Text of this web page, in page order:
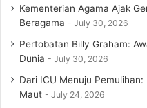
Kementerian Agama Ajak
Beragama
July 30, 2026
Pertobatan Billy Graham:
Dunia
July 30, 2026
Dari ICU Menuju
Maut
July 24, 2026